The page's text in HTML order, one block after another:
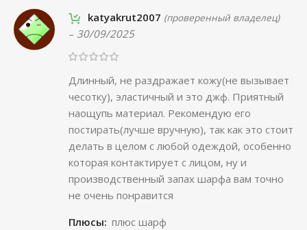
katyakrut2007 (проверенный владелец)
– 30/09/2025
Длинный, не раздражает кожу(не вызывает
чесотку), эластичный и это джф. Приятный
наощупь материал. Рекомендую его
постирать(лучше вручную), так как это стоит
делать в целом с любой одеждой, особенно
которая контактирует с лицом, ну и
производственный запах шарфа вам точно
не очень понравится
Плюсы: плюс шарф